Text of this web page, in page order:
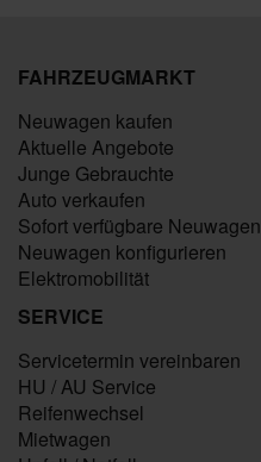
FAHRZEUGMARKT
Neuwagen kaufen
Aktuelle Angebote
Junge Gebrauchte
Auto verkaufen
Sofort verfügbare Neuwagen
Neuwagen konfigurieren
Elektromobilität
SERVICE
Servicetermin vereinbaren
HU / AU Service
Reifenwechsel
Mietwagen